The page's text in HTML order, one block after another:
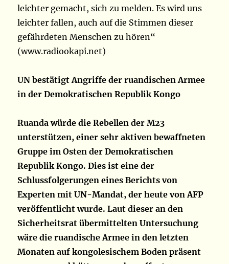
leichter gemacht, sich zu melden. Es wird uns
leichter fallen, auch auf die Stimmen dieser
gefährdeten Menschen zu hören“
(www.radiookapi.net)
UN bestätigt Angriffe der ruandischen Armee
in der Demokratischen Republik Kongo
Ruanda würde die Rebellen der M23
unterstützen, einer sehr aktiven bewaffneten
Gruppe im Osten der Demokratischen
Republik Kongo. Dies ist eine der
Schlussfolgerungen eines Berichts von
Experten mit UN-Mandat, der heute von AFP
veröffentlicht wurde. Laut dieser an den
Sicherheitsrat übermittelten Untersuchung
wäre die ruandische Armee in den letzten
Monaten auf kongolesischem Boden präsent